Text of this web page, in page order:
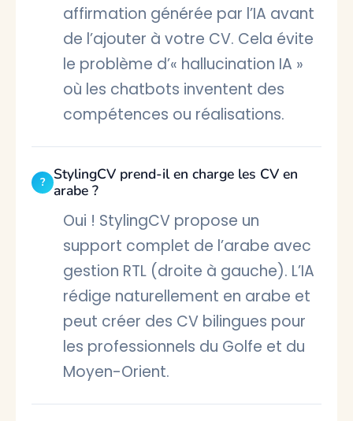
affirmation générée par l’IA avant
de l’ajouter à votre CV. Cela évite
le problème d’« hallucination IA »
où les chatbots inventent des
compétences ou réalisations.
StylingCV prend-il en charge les CV en
arabe ?
Oui ! StylingCV propose un
support complet de l’arabe avec
gestion RTL (droite à gauche). L’IA
rédige naturellement en arabe et
peut créer des CV bilingues pour
les professionnels du Golfe et du
Moyen-Orient.